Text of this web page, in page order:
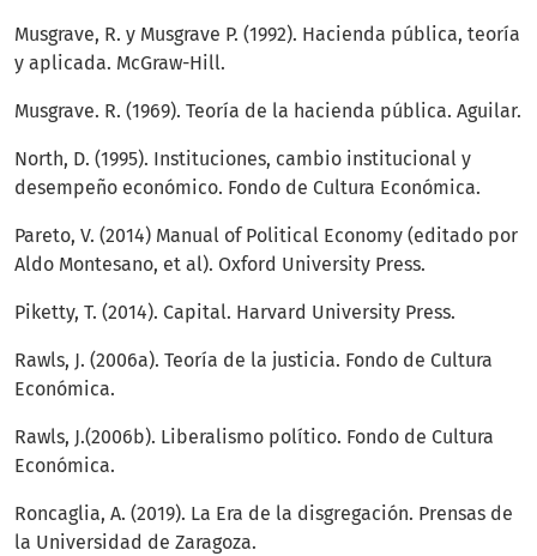
Musgrave, R. y Musgrave P. (1992). Hacienda pública, teoría
y aplicada. McGraw-Hill.
Musgrave. R. (1969). Teoría de la hacienda pública. Aguilar.
North, D. (1995). Instituciones, cambio institucional y
desempeño económico. Fondo de Cultura Económica.
Pareto, V. (2014) Manual of Political Economy (editado por
Aldo Montesano, et al). Oxford University Press.
Piketty, T. (2014). Capital. Harvard University Press.
Rawls, J. (2006a). Teoría de la justicia. Fondo de Cultura
Económica.
Rawls, J.(2006b). Liberalismo político. Fondo de Cultura
Económica.
Roncaglia, A. (2019). La Era de la disgregación. Prensas de
la Universidad de Zaragoza.